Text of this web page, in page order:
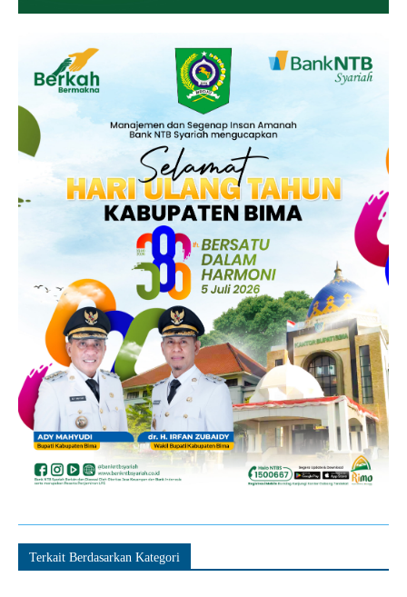
Terkait Berdasarkan Kategori